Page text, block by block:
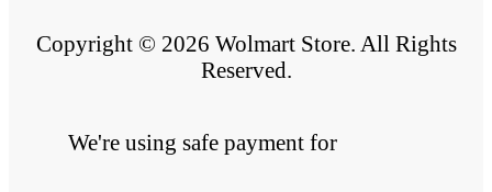
Copyright © 2026 Wolmart Store. All Rights
Reserved.
We're using safe payment for